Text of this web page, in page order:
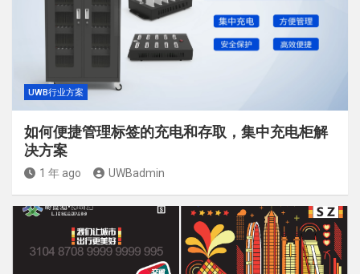
UWB行业方案
如何便捷管理标签的充电和存取，集中充电柜解
决方案
1 年 ago UWBadmin